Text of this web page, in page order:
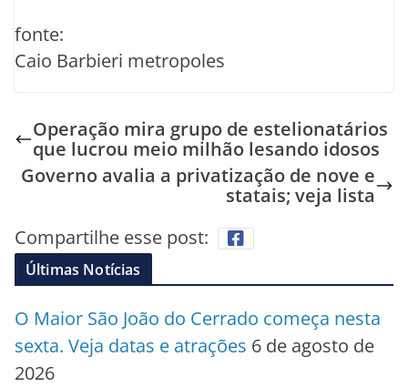
fonte:
Caio Barbieri metropoles
Operação mira grupo de estelionatários
que lucrou meio milhão lesando idosos
Governo avalia a privatização de nove e
statais; veja lista
Compartilhe esse post:
Últimas Notícias
O Maior São João do Cerrado começa nesta
sexta. Veja datas e atrações 6 de agosto de
2026